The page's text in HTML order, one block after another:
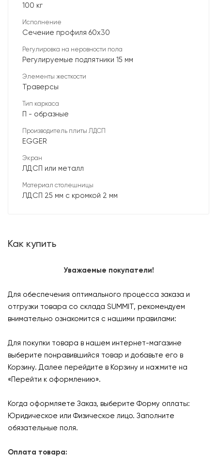
100 кг
Исполнение
Сечение профиля 60х30
Регулировка на неровности пола
Регулируемые подпятники 15 мм
Элементы жесткости
Траверсы
Тип каркаса
П - образные
Производитель плиты ЛДСП
EGGER
Экран
ЛДСП или металл
Материал столешницы
ЛДСП 25 мм с кромкой 2 мм
Как купить
Уважаемые покупатели!
Для обеспечения оптимального процесса заказа и
отгрузки товара со склада SUMMIT, рекомендуем
внимательно ознакомится с нашими правилами:
Для покупки товара в нашем интернет-магазине
выберите понравившийся товар и добавьте его в
Корзину. Далее перейдите в Корзину и нажмите на
«Перейти к оформлению».
Когда оформляете Заказ, выберите Форму оплаты:
Юридическое или Физическое лицо. Заполните
обязательные поля.
Оплата товара: